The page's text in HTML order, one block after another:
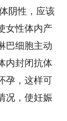
阴性，应该
女性体内产
巴细胞主动
内封闭抗体
孕，这样可
况，使妊娠